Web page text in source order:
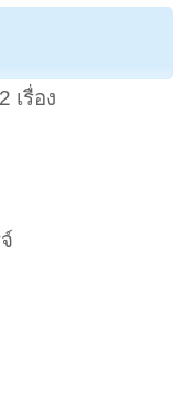
เรื่อง